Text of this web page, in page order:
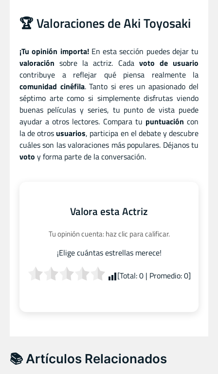
🏆 Valoraciones de Aki Toyosaki
¡Tu opinión importa!En esta sección puedes dejar tu
valoración sobre la actriz. Cada voto de usuario
contribuye a reflejar qué piensa realmente la
comunidad cinéfila. Tanto si eres un apasionado del
séptimo arte como si simplemente disfrutas viendo
buenas películas y series, tu punto de vista puede
ayudar a otros lectores. Compara tu puntuación con
la de otros usuarios, participa en el debate y descubre
cuáles son las valoraciones más populares. Déjanos tu
voto y forma parte de la conversación.
Valora esta Actriz
Tu opinión cuenta: haz clic para calificar.
¡Elige cuántas estrellas merece!
[Total:0| Promedio:0]
📚 Artículos Relacionados